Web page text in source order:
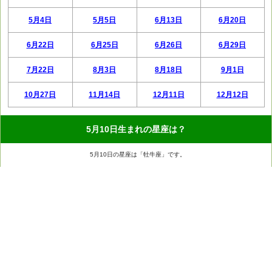
5月4日 5月5日 6月13日 6月20日
6月22日 6月25日 6月26日 6月29日
7月22日 8月3日 8月18日 9月1日
10月27日 11月14日 12月11日 12月12日
5月10日生まれの星座は？
5月10日の星座は「牡牛座」です。